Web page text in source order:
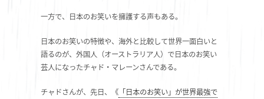
一方で、日本のお笑いを擁護する声もある。
日本のお笑いの特徴や、海外と比較して世界一面白いと
語るのが、外国人（オーストラリア人）で日本のお笑い
芸人になったチャド・マレーンさんである。
チャドさんが、先日、《 「日本のお笑い」が世界最強で